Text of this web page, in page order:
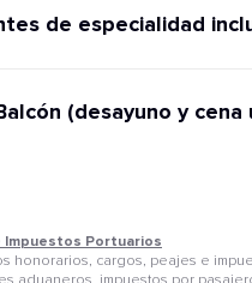
de especialidad
(desayuno y
Impuestos Portuarios
honorarios, cargos, peajes e